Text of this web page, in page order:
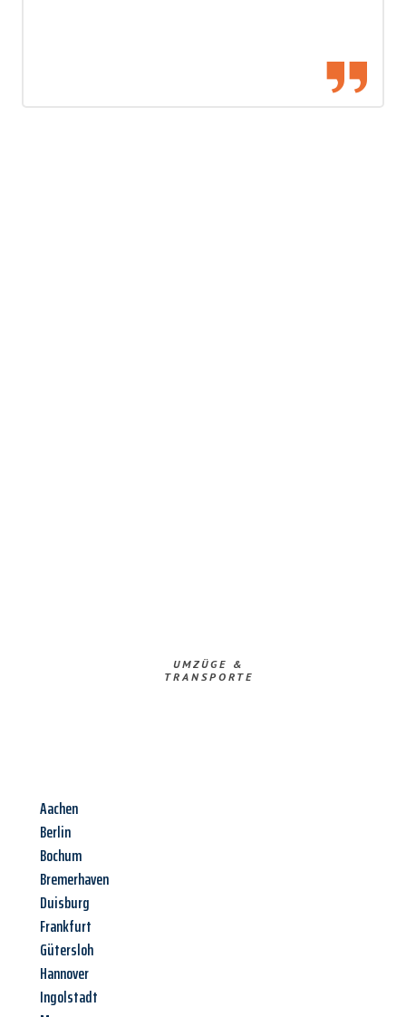
UMZÜGE &
TRANSPORTE
Aachen
Berlin
Bochum
Bremerhaven
Duisburg
Frankfurt
Gütersloh
Hannover
Ingolstadt